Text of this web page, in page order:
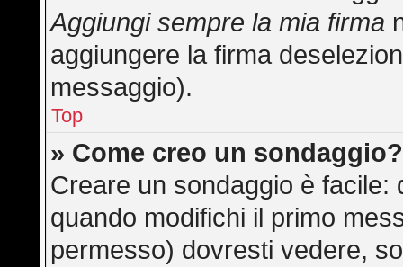
Aggiungi sempre la mia firma
aggiungere la firma
messaggio).
Top
» Come creo un sondaggio?
Creare un sondaggio è
quando modifichi il primo
permesso) dovresti vedere,